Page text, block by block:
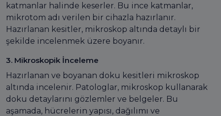
katmanlar halinde keserler. Bu ince katmanlar,
mikrotom adı verilen bir cihazla hazırlanır.
Hazırlanan kesitler, mikroskop altında detaylı bir
şekilde incelenmek üzere boyanır.
3. Mikroskopik İnceleme
Hazırlanan ve boyanan doku kesitleri mikroskop
altında incelenir. Patologlar, mikroskop kullanarak
doku detaylarını gözlemler ve belgeler. Bu
aşamada, hücrelerin yapısı, dağılımı ve